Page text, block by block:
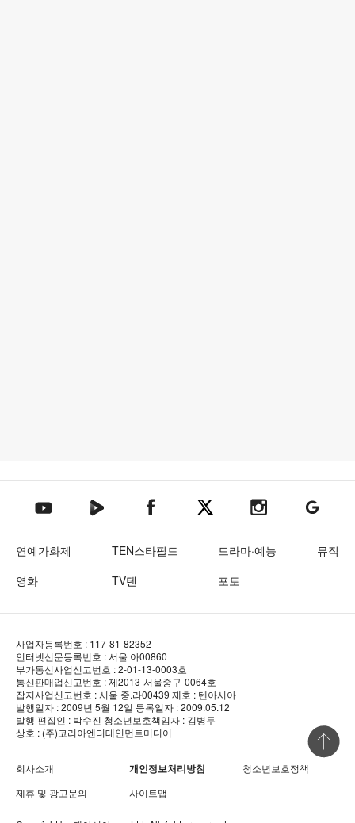
텐아시아 유튜브텐아시아 네이버TV텐아시아 페이스북텐아시아 엑스텐아시아 인스타그램
텐아시아
연예가화제 TEN스타필드 드라마·예능
뮤직
영화
TV텐 포토
사업자등록번호 : 117-81-82352
인터넷신문등록번호 : 서울 아00860
부가통신사업신고번호 : 2-01-13-0003호
통신판매업신고번호 : 제2013-서울중구-0064호
잡지사업신고번호 : 서울 중.라00439 제호 : 텐아시아
발행일자 : 2009년 5월 12일 등록일자 : 2009.05.12
발행·편집인 : 박수진 청소년보호책임자 : 김병두
상호 : (주)코리아엔터테인먼트미디어
회사소개 개인정보처리방침
청소년보호정책
제휴 및 광고문의
사이트맵
상단 바로